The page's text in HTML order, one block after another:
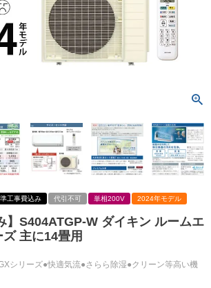
工事費込み 代引不可 単相200V 2024年モデル
】S404ATGP-W ダイキン ルームエ
主に14畳用
シリーズ●快適気流●さらら除湿●クリーン等高い機